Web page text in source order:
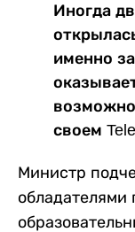
Иногда
именно
своем
Министр
обладателями